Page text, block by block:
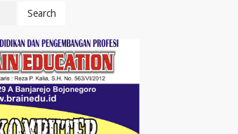
Search